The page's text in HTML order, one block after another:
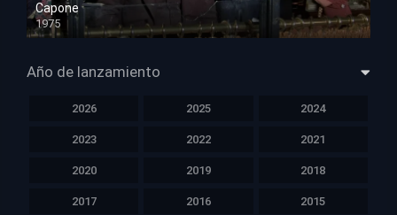
Capone
1975
HD 1080p
Año de lanzamiento
2026 2025 2024
2023 2022 2021
2020 2019 2018
2017 2016 2015